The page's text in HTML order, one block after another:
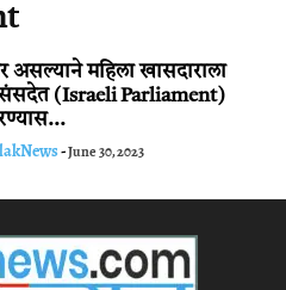
असल्याने महिला खासदाराला
संसदेत (Israeli Parliament)
-June 30, 2023